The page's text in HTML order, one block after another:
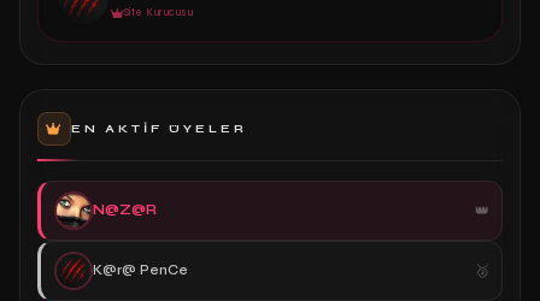
Site Kurucusu
EN AKTIF ÜYELER
N@Z@R
K@r@ PenCe